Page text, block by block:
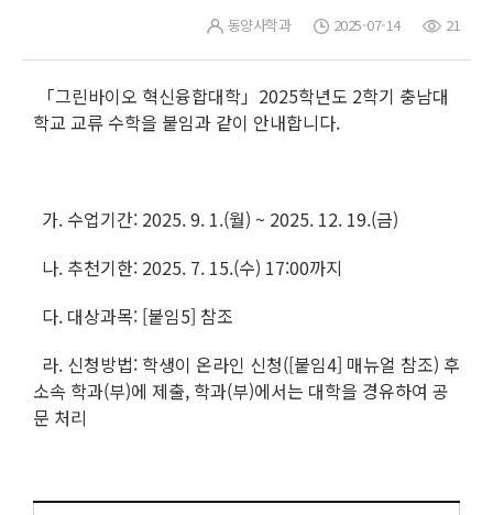
동양사학과 2025-07-14 21
「그린바이오 혁신융합대학」2025학년도 2학기 충남대
학교 교류 수학을 붙임과 같이 안내합니다.
가. 수업기간: 2025. 9. 1.(월) ~ 2025. 12. 19.(금)
나. 추천기한: 2025. 7. 15.(수) 17:00까지
다. 대상과목: [붙임5] 참조
라. 신청방법: 학생이 온라인 신청([붙임4] 매뉴얼 참조) 후
소속 학과(부)에 제출, 학과(부)에서는 대학을 경유하여 공
문 처리